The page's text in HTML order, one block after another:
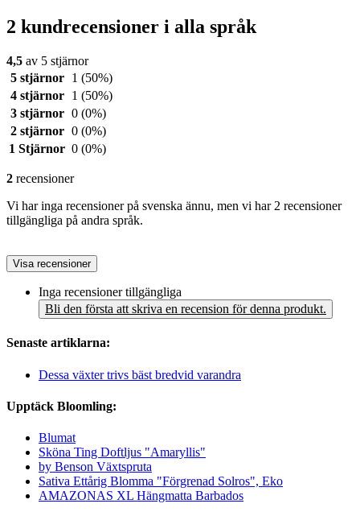
2 kundrecensioner i alla språk
4,5 av 5 stjärnor
5 stjärnor
1 (50%)
4 stjärnor
1 (50%)
3 stjärnor 0 (0%)
2 stjärnor 0 (0%)
1 Stjärnor 0 (0%)
2 recensioner
Vi har inga recensioner på svenska ännu, men vi har 2 recensioner
tillgängliga på andra språk.
Visa recensioner
Inga recensioner tillgängliga
Bli den första att skriva en recension för denna produkt.
Senaste artiklarna:
Dessa växter trivs bäst bredvid varandra
Upptäck Bloomling:
Blumat
Sköna Ting Doftljus "Amaryllis"
by Benson Växtspruta
Sativa Ettårig Blomma "Förgrenad Solros", Eko
AMAZONAS XL Hängmatta Barbados